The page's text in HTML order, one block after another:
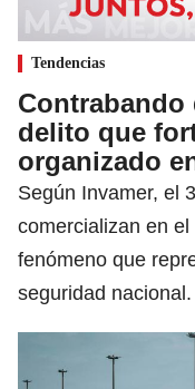
Tendencias
delito que
organizado
Según Invamer, el
comercializan en
fenómeno que
seguridad